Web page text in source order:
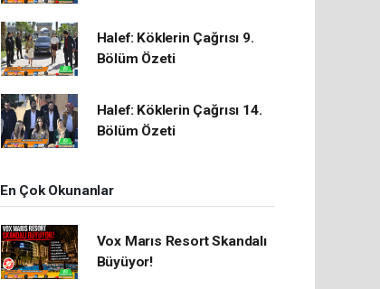
Halef: Köklerin Çağrısı 9.
Bölüm Özeti
Halef: Köklerin Çağrısı 14.
Bölüm Özeti
En Çok Okunanlar
Vox Marıs Resort Skandalı
Büyüyor!